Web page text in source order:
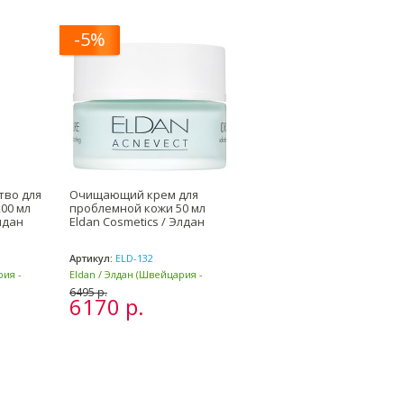
для
мл
-
-5%
Очищающий крем для
проблемной кожи 50 мл
Eldan Cosmetics / Элдан
Артикул: ELD-132
Eldan / Элдан (Швейцария -
Италия)
6495 р.
6170 р.